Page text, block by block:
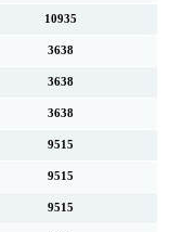
10935
3638
3638
3638
9515
9515
9515